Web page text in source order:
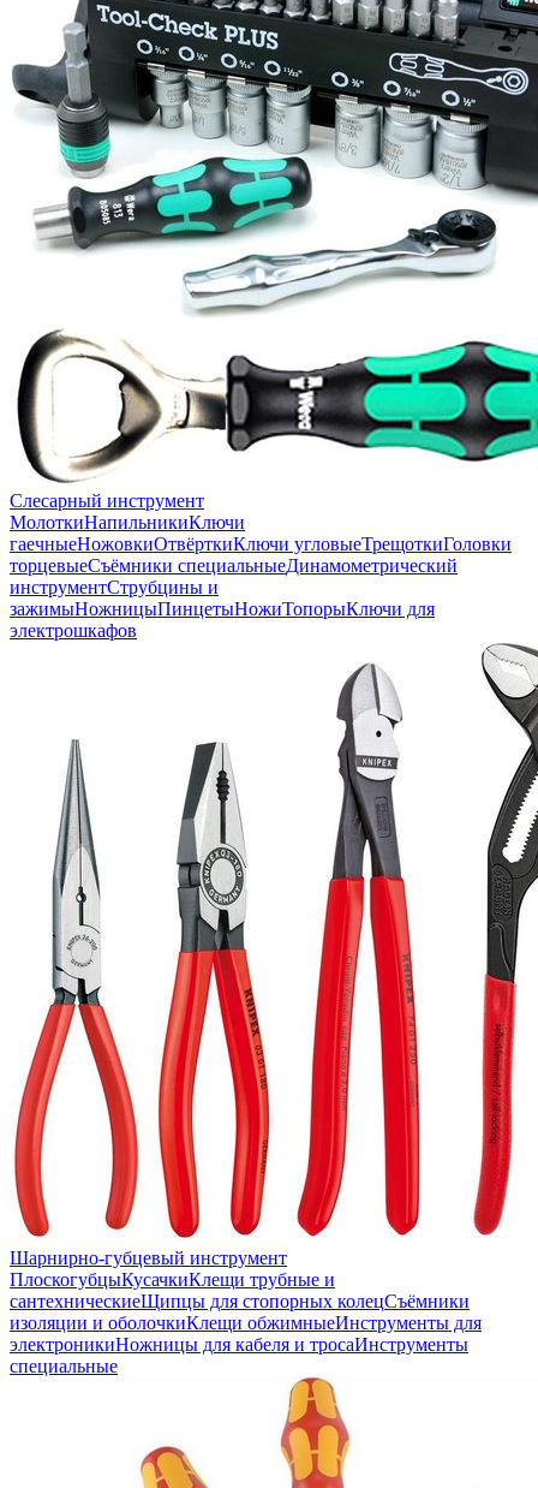
Слесарный инструмент
МолоткиНапильникиКлючи
гаечныеНожовкиОтвёрткиКлючи угловыеТрещоткиГоловки
торцевыеСъёмники специальныеДинамометрический
инструментСтрубцины и
зажимыНожницыПинцетыНожиТопорыКлючи для
электрошкафов
Шарнирно-губцевый инструмент
ПлоскогубцыКусачкиКлещи трубные и
сантехническиеЩипцы для стопорных колецСъёмники
изоляции и оболочкиКлещи обжимныеИнструменты для
электроникиНожницы для кабеля и тросаИнструменты
специальные